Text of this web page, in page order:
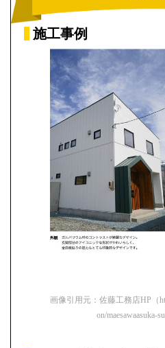
施工事例
画像引用元：佐藤工務店HP（
on/maesawaasuka-